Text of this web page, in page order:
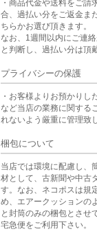
・商品代金や送料をご
合、過払い分をご返金ま
ちらかお選び頂きます。
なお、1週間以内にご連
と判断し、過払い分は頂
プライバシーの保護
・お客様よりお預かり
など当店の業務に関する
れないよう厳重に管理致
梱包について
当店では環境に配慮し、
材として、古新聞や中古
す。なお、ネコポスは規
め、エアークッションの
と封筒のみの梱包とさせ
宅急便をご利用下さい。